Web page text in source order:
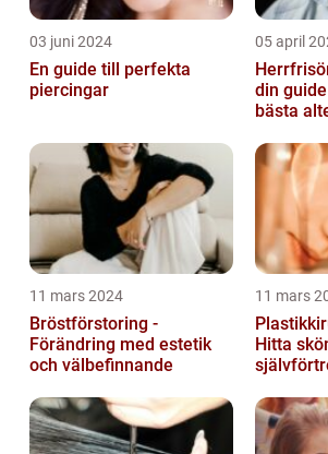
03 juni 2024
En guide till perfekta
piercingar
05 april
din
bästa
11 mars 2024
Bröstförstoring -
Förändring med estetik
och välbefinnande
11 mars
Hitta